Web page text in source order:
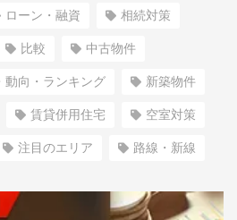
ローン・融資 相続対策
比較 中古物件
動向・ランキング 新築物件
賃貸併用住宅 空室対策
注目のエリア 路線・新線